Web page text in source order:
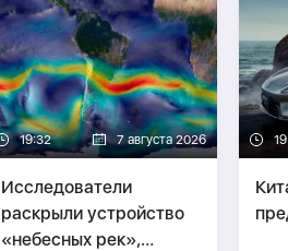
19:32 7 августа 2026
Исследователи
раскрыли устройство
«небесных рек»,